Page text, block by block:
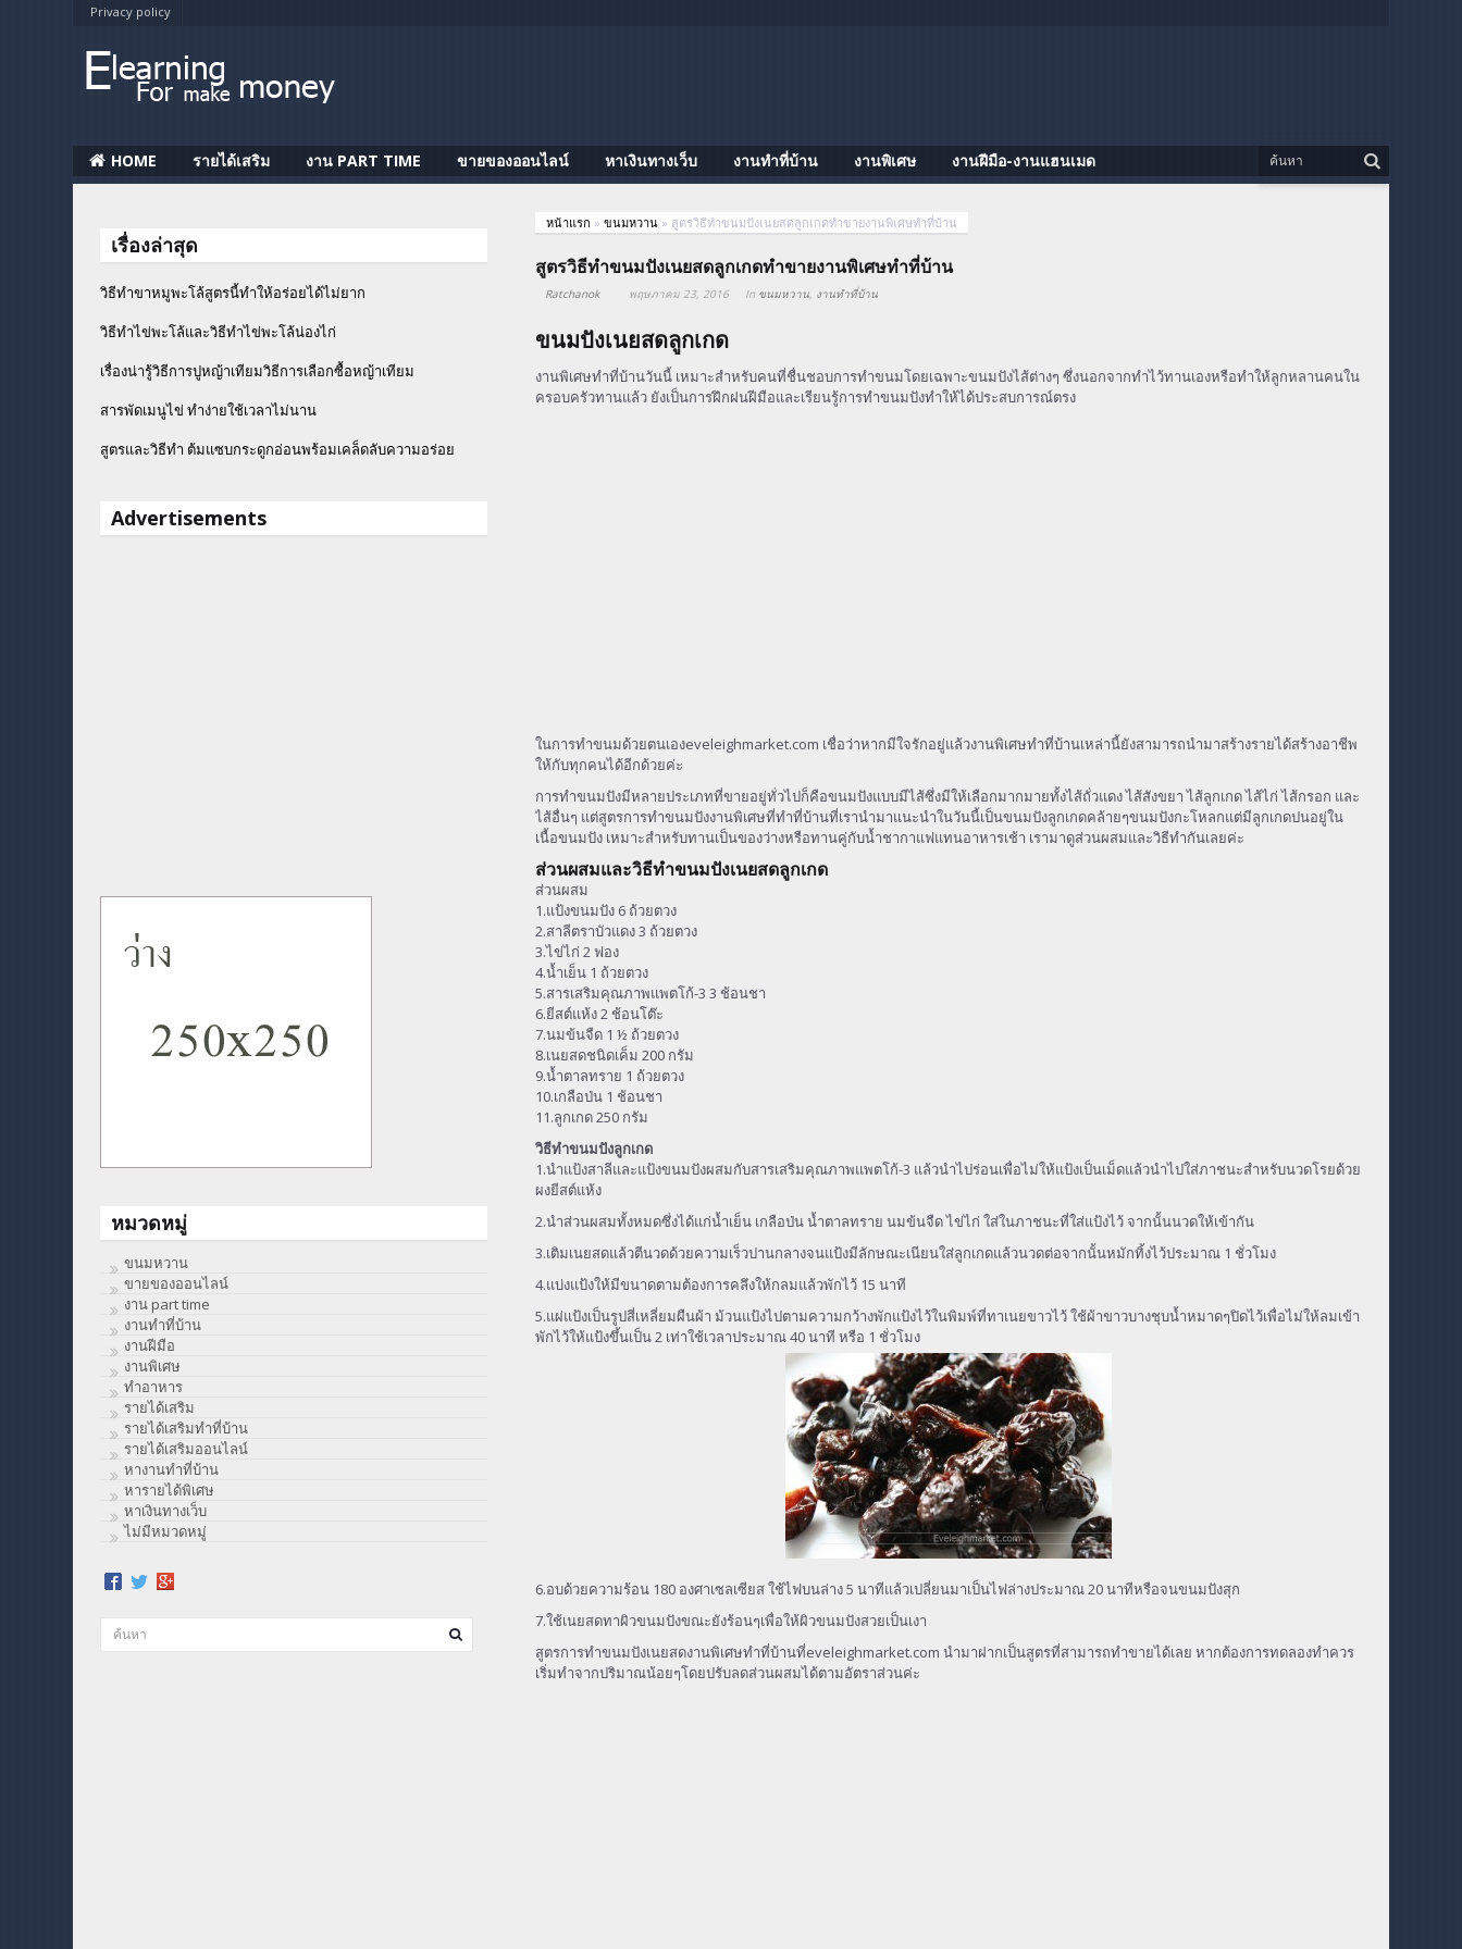
Privacy policy
HOME รายได้เสริม งาน PART TIME ขายของออนไลน์ หาเงินทางเว็บ งานทําที่บ้าน งานพิเศษ งานฝีมือ-งานแฮนเมด
หน้าแรก »ขนมหวาน » สูตรวิธีทำขนมปังเนยสดลูกเกดทำขายงานพิเศษทำที่บ้าน
สูตรวิธีทำขนมปังเนยสดลูกเกดทำขายงานพิเศษทำที่บ้าน
Ratchanok พฤษภาคม 23, 2016 In ขนมหวาน, งานทําที่บ้าน
ขนมปังเนยสดลูกเกด
งานพิเศษทำที่บ้านวันนี้ เหมาะสำหรับคนที่ชื่นชอบการทำขนมโดยเฉพาะขนมปังไส้ต่างๆ ซึ่งนอกจากทำไว้ทานเองหรือทำให้ลูกหลานคนใน
ครอบครัวทานแล้ว ยังเป็นการฝึกฝนฝีมือและเรียนรู้การทำขนมปังทำให้ได้ประสบการณ์ตรง
ในการทำขนมด้วยตนเองeveleighmarket.com เชื่อว่าหากมีใจรักอยู่แล้วงานพิเศษทำที่บ้านเหล่านี้ยังสามารถนำมาสร้างรายได้สร้างอาชีพ
ให้กับทุกคนได้อีกด้วยค่ะ
การทำขนมปังมีหลายประเภทที่ขายอยู่ทั่วไปก็คือขนมปังแบบมีไส้ซึ่งมีให้เลือกมากมายทั้งไส้ถั่วแดง ไส้สังขยา ไส้ลูกเกด ไส้ไก่ ไส้กรอก และ
ไส้อื่นๆ แต่สูตรการทำขนมปังงานพิเศษที่ทำที่บ้านที่เรานำมาแนะนำในวันนี้เป็นขนมปังลูกเกดคล้ายๆขนมปังกะโหลกแต่มีลูกเกดปนอยู่ใน
เนื้อขนมปัง เหมาะสำหรับทานเป็นของว่างหรือทานคู่กับน้ำชากาแฟแทนอาหารเช้า เรามาดูส่วนผสมและวิธีทำกันเลยค่ะ
ส่วนผสมและวิธีทำขนมปังเนยสดลูกเกด
ส่วนผสม
1.แป้งขนมปัง 6 ถ้วยตวง
2.สาลีตราบัวแดง 3 ถ้วยตวง
3.ไข่ไก่ 2 ฟอง
4.น้ำเย็น 1 ถ้วยตวง
5.สารเสริมคุณภาพแพตโก้-3 3 ช้อนชา
6.ยีสต์แห้ง 2 ช้อนโต๊ะ
7.นมข้นจืด 1 ½ ถ้วยตวง
8.เนยสดชนิดเค็ม 200 กรัม
9.น้ำตาลทราย 1 ถ้วยตวง
10.เกลือป่น 1 ช้อนชา
11.ลูกเกด 250 กรัม
วิธีทำขนมปังลูกเกด
1.นำแป้งสาลีและแป้งขนมปังผสมกับสารเสริมคุณภาพแพตโก้-3 แล้วนำไปร่อนเพื่อไม่ให้แป้งเป็นเม็ดแล้วนำไปใส่ภาชนะสำหรับนวดโรยด้วย
ผงยีสต์แห้ง
2.นำส่วนผสมทั้งหมดซึ่งได้แก่น้ำเย็น เกลือป่น น้ำตาลทราย นมข้นจืด ไข่ไก่ ใส่ในภาชนะที่ใส่แป้งไว้ จากนั้นนวดให้เข้ากัน
3.เติมเนยสดแล้วตีนวดด้วยความเร็วปานกลางจนแป้งมีลักษณะเนียนใส่ลูกเกดแล้วนวดต่อจากนั้นหมักทิ้งไว้ประมาณ 1 ชั่วโมง
4.แบ่งแป้งให้มีขนาดตามต้องการคลึงให้กลมแล้วพักไว้ 15 นาที
5.แผ่แป้งเป็นรูปสี่เหลี่ยมผืนผ้า ม้วนแป้งไปตามความกว้างพักแป้งไว้ในพิมพ์ที่ทาเนยขาวไว้ ใช้ผ้าขาวบางชุบน้ำหมาดๆปิดไว้เพื่อไม่ให้ลมเข้า
พักไว้ให้แป้งขึ้นเป็น 2 เท่าใช้เวลาประมาณ 40 นาที หรือ 1 ชั่วโมง
6.อบด้วยความร้อน 180 องศาเซลเซียส ใช้ไฟบนล่าง 5 นาทีแล้วเปลี่ยนมาเป็นไฟล่างประมาณ 20 นาทีหรือจนขนมปังสุก
7.ใช้เนยสดทาผิวขนมปังขณะยังร้อนๆเพื่อให้ผิวขนมปังสวยเป็นเงา
สูตรการทำขนมปังเนยสดงานพิเศษทำที่บ้านที่eveleighmarket.com นำมาฝากเป็นสูตรที่สามารถทำขายได้เลย หากต้องการทดลองทำควร
เริ่มทำจากปริมาณน้อยๆโดยปรับลดส่วนผสมได้ตามอัตราส่วนค่ะ
เรื่องล่าสุด
วิธีทำขาหมูพะโล้สูตรนี้ทำให้อร่อยได้ไม่ยาก
วิธีทําไข่พะโล้และวิธีทำไข่พะโล้น่องไก่
เรื่องน่ารู้วิธีการปูหญ้าเทียมวิธีการเลือกซื้อหญ้าเทียม
สารพัดเมนูไข่ ทำง่ายใช้เวลาไม่นาน
สูตรและวิธีทำ ต้มแซบกระดูกอ่อนพร้อมเคล็ดลับความอร่อย
Advertisements
หมวดหมู่
ขนมหวาน
ขายของออนไลน์
งาน part time
งานทําที่บ้าน
งานฝีมือ
งานพิเศษ
ทําอาหาร
รายได้เสริม
รายได้เสริมทำที่บ้าน
รายได้เสริมออนไลน์
หางานทำที่บ้าน
หารายได้พิเศษ
หาเงินทางเว็บ
ไม่มีหมวดหมู่